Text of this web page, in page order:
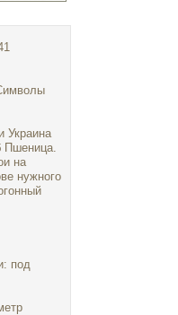
Украина
на
нужного
под